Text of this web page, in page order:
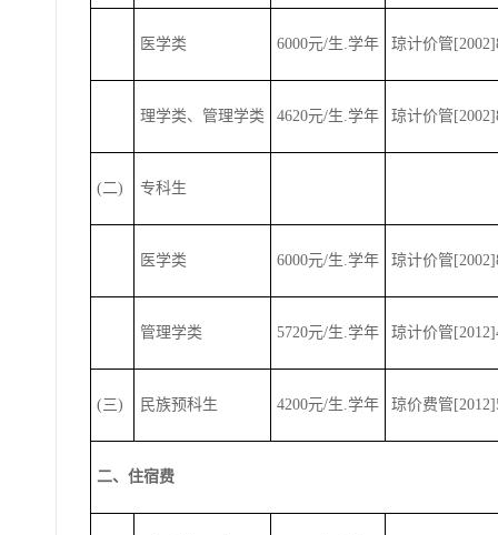
医学类 6000元/生.学年 琼计价管
理学类、管理学类 4620元/生.学年 琼计价管
(二) 专科生
医学类 6000元/生.学年 琼计价管
管理学类 5720元/生.学年 琼计价管
(三) 民族预科生 4200元/生.学年 琼价费管
二、住宿费